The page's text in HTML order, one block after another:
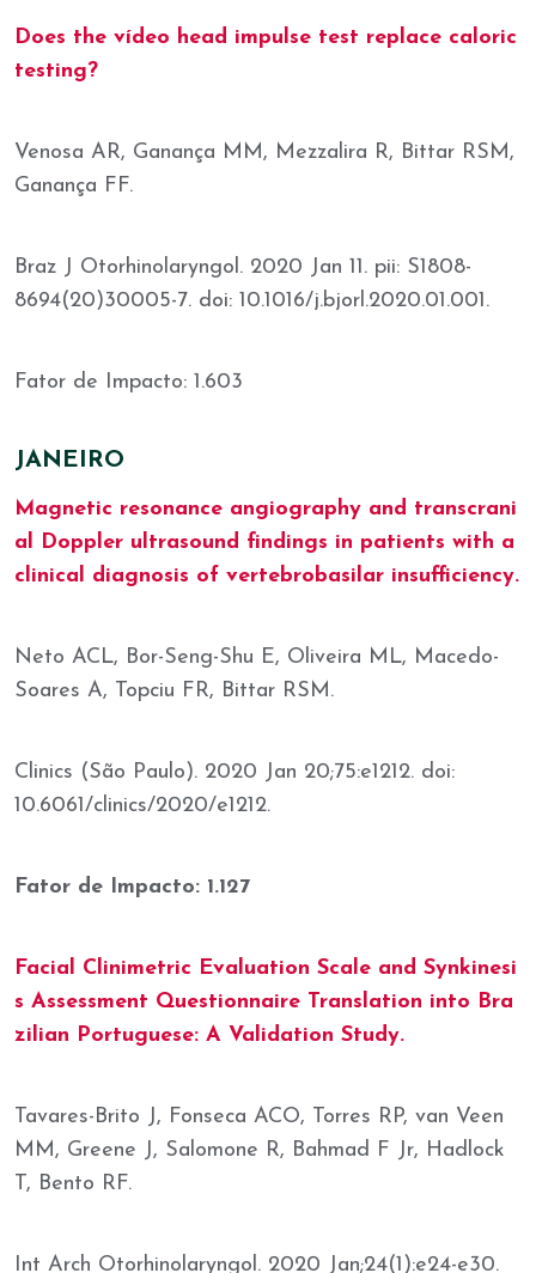
Does the vídeo head impulse test replace caloric
testing?
Venosa AR, Ganança MM, Mezzalira R, Bittar RSM,
Ganança FF.
Braz J Otorhinolaryngol. 2020 Jan 11. pii: S1808-
8694(20)30005-7. doi: 10.1016/j.bjorl.2020.01.001.
Fator de Impacto: 1.603
JANEIRO
Magnetic resonance angiography and transcrani
al Doppler ultrasound findings in patients with a
clinical diagnosis of vertebrobasilar insufficiency.
Neto ACL, Bor-Seng-Shu E, Oliveira ML, Macedo-
Soares A, Topciu FR, Bittar RSM.
Clinics (São Paulo). 2020 Jan 20;75:e1212. doi:
10.6061/clinics/2020/e1212.
Fator de Impacto: 1.127
Facial Clinimetric Evaluation Scale and Synkinesi
s Assessment Questionnaire Translation into Bra
zilian Portuguese: A Validation Study.
Tavares-Brito J, Fonseca ACO, Torres RP, van Veen
MM, Greene J, Salomone R, Bahmad F Jr, Hadlock
T, Bento RF.
Int Arch Otorhinolaryngol. 2020 Jan;24(1):e24-e30.